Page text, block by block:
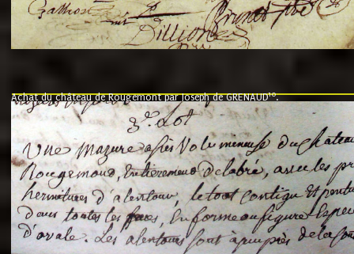
Achat du château de Rougemont par Joseph de GRENAUD10.
"l'an mil six cent soixante treze le ving neuvième jour du mois de
nommé fut présent Messire Claude Guillaume de Moyriat chevalier baron
vend, purement simplement et irrevocablement a monseigneur monsieur
et chavannes conseiller du roy au parlement de Bourgogne, present et
que le dit seigneur Baron de la Vellière a sur ses hommes, indivisables et
de la Velliere tout ainsi et comme le dit seigneur Baron et ses
présent......"